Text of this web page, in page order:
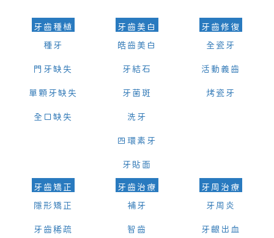
牙齒種植
種牙
門牙缺失
單顆牙缺失
全口缺失
牙齒美白
皓齒美白
牙結石
牙菌斑
洗牙
四環素牙
牙貼面
牙齒修復
全瓷牙
活動義齒
烤瓷牙
牙齒矯正
隱形矯正
牙齒稀疏
牙齒治療
補牙
智齒
牙周治療
牙周炎
牙齦出血